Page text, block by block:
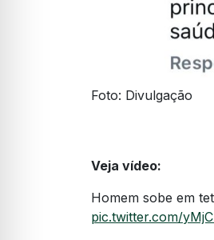
Foto: Divulgação
Veja vídeo:
Homem sobe em
pic.twitter.com/